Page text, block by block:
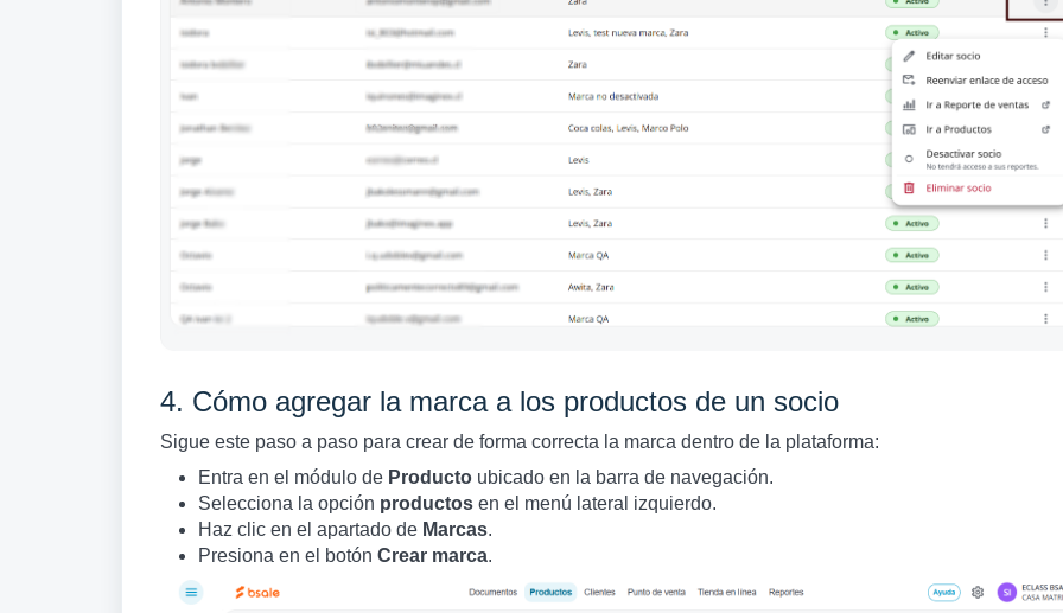
4. Cómo agregar la marca a los productos de un socio
Sigue este paso a paso para crear de forma correcta la marca dentro de la plataforma:
Entra en el módulo de Producto ubicado en la barra de navegación.
Selecciona la opción productos en el menú lateral izquierdo.
Haz clic en el apartado de Marcas.
Presiona en el botón Crear marca.